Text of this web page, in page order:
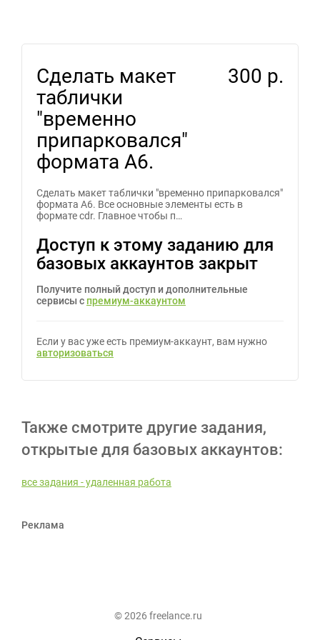
Сделать макет
таблички
"временно
припарковался"
формата А6.
300 р.
Сделать макет таблички "временно припарковался"
формата А6. Все основные элементы есть в
формате cdr. Главное чтобы п…
Доступ к этому заданию для
базовых аккаунтов закрыт
Получите полный доступ и дополнительные
сервисы с премиум-аккаунтом
Если у вас уже есть премиум-аккаунт, вам нужно
авторизоваться
Также смотрите другие задания,
открытые для базовых аккаунтов:
все задания - удаленная работа
Реклама
© 2026 freelance.ru